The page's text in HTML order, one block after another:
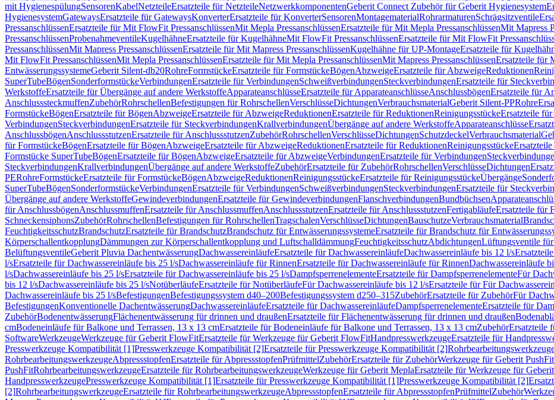
mit HygienespülungSensorenKabelNetzteileErsatzteile für NetzteileNetzwerkkomponentenGeberit Connect Zubehör für Geberit Hygienesystem
HygienesystemGatewaysErsatzteile für GatewaysKonverterErsatzteile für KonverterSensorenMontagematerialRohrarmaturenSchrägsitzventile
PressanschlüssenErsatzteile für Mit FlowFit PressanschlüssenMit Mepla PressanschlüssenErsatzteile für Mit Mepla PressanschlüssenMit Mapress
PressanschlüssenProbenahmeventileKugelhähneErsatzteile für KugelhähneMit FlowFit PressanschlüssenErsatzteile für Mit FlowFit
PressanschlüssenMit Mapress PressanschlüssenErsatzteile für Mit Mapress PressanschlüssenKugelhähne für UP-MontageErsatzteile für
Mit FlowFit PressanschlüssenMit Mepla PressanschlüssenErsatzteile für Mit Mepla PressanschlüssenMit Mapress PressanschlüssenErsatzteile für
EntwässerungssystemeGeberit Silent-db20RohreFormstückeErsatzteile für FormstückeBögenAbzweigeErsatzteile für AbzweigeReduktionen
SuperTubeBögenSonderformstückeVerbindungenErsatzteile für VerbindungenSchweißverbindungenSteckverbindungenErsatzteile für
WerkstoffeErsatzteile für Übergänge auf andere WerkstoffeApparateanschlüsseErsatzteile für ApparateanschlüsseAnschlussbögenErsatzteile für
AnschlusssteckmuffenZubehörRohrschellenBefestigungen für RohrschellenVerschlüsseDichtungenVerbrauchsmaterialGeberit Silent-PPRohre
FormstückeBögenErsatzteile für BögenAbzweigeErsatzteile für AbzweigeReduktionenErsatzteile für ReduktionenReinigungsstückeErsatzteile
VerbindungenSteckverbindungenErsatzteile für SteckverbindungenKrallverbindungenÜbergänge auf andere WerkstoffeApparateanschlüsse
AnschlussbögenAnschlussstutzenErsatzteile für AnschlussstutzenZubehörRohrschellenVerschlüsseDichtungenSchutzdeckelVerbrauchsmaterial
für FormstückeBögenErsatzteile für BögenAbzweigeErsatzteile für AbzweigeReduktionenErsatzteile für ReduktionenReinigungsstücke
Formstücke SuperTubeBögenErsatzteile für BögenAbzweigeErsatzteile für AbzweigeVerbindungenErsatzteile für Verbindungen
SteckverbindungenKrallverbindungenÜbergänge auf andere WerkstoffeZubehörErsatzteile für ZubehörRohrschellenVerschlüsseDichtungen
PERohreFormstückeErsatzteile für FormstückeBögenAbzweigeReduktionenReinigungsstückeErsatzteile für ReinigungsstückeÜbergänge
SuperTubeBögenSonderformstückeVerbindungenErsatzteile für VerbindungenSchweißverbindungenSteckverbindungenErsatzteile für
Übergänge auf andere WerkstoffeGewindeverbindungenErsatzteile für GewindeverbindungenFlanschverbindungenBundbüchsen
für AnschlussbögenAnschlussmuffenErsatzteile für AnschlussmuffenAnschlussstutzenErsatzteile für AnschlussstutzenFertigabläufeErsatzteile für
SchneckensiphonsZubehörRohrschellenBefestigungen für RohrschellenTragschalenVerschlüsseDichtungenBauschutzeVerbrauchsmaterial
FeuchtigkeitsschutzBrandschutzErsatzteile für BrandschutzBrandschutz für EntwässerungssystemeErsatzteile für Brandschutz für
KörperschallentkopplungDämmungen zur Körperschallentkopplung und LuftschalldämmungFeuchtigkeitsschutzAbdichtungenLüftungsventile
BelüftungsventileGeberit Pluvia DachentwässerungDachwassereinläufeErsatzteile für DachwassereinläufeDachwassereinläufe bis 12 l/s
l/sErsatzteile für Dachwassereinläufe bis 25 l/sDachwassereinläufe für RinnenErsatzteile für Dachwassereinläufe für RinnenDachwassereinläufe
l/sDachwassereinläufe bis 25 l/sErsatzteile für Dachwassereinläufe bis 25 l/sDampfsperrenelementeErsatzteile für DampfsperrenelementeFür
bis 12 l/sDachwassereinläufe bis 25 l/sNotüberläufeErsatzteile für NotüberläufeFür Dachwassereinläufe bis 12 l/sErsatzteile für Für
Dachwassereinläufe bis 25 l/sBefestigungenBefestigungssystem d40–200Befestigungssystem d250–315ZubehörErsatzteile für ZubehörFür
BefestigungenKonventionelle DachentwässerungDachwassereinläufeErsatzteile für DachwassereinläufeDampfsperrenelementeErsatzteile für
ZubehörBodenentwässerungFlächenentwässerung für drinnen und draußenErsatzteile für Flächenentwässerung für drinnen und draußen
cmBodeneinläufe für Balkone und Terrassen, 13 x 13 cmErsatzteile für Bodeneinläufe für Balkone und Terrassen, 13 x 13 cmZubehörErsatzteile
SoftwareWerkzeugeWerkzeuge für Geberit FlowFitErsatzteile für Werkzeuge für Geberit FlowFitHandpresswerkzeugeErsatzteile für
Presswerkzeuge Kompatibilität [1]Presswerkzeuge Kompatibilität [2]Ersatzteile für Presswerkzeuge Kompatibilität [2]
RohrbearbeitungswerkzeugeAbpressstopfenErsatzteile für AbpressstopfenPrüfmittelZubehörErsatzteile für ZubehörWerkzeuge für Geberit PushFit
PushFitRohrbearbeitungswerkzeugeErsatzteile für RohrbearbeitungswerkzeugeWerkzeuge für Geberit MeplaErsatzteile für Werkzeuge für
HandpresswerkzeugePresswerkzeuge Kompatibilität [1]Ersatzteile für Presswerkzeuge Kompatibilität [1]Presswerkzeuge Kompatibilität [2]
[2]RohrbearbeitungswerkzeugeErsatzteile für RohrbearbeitungswerkzeugeAbpressstopfenErsatzteile für AbpressstopfenPrüfmittelZubehör